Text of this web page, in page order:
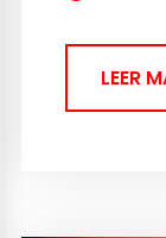
LEER